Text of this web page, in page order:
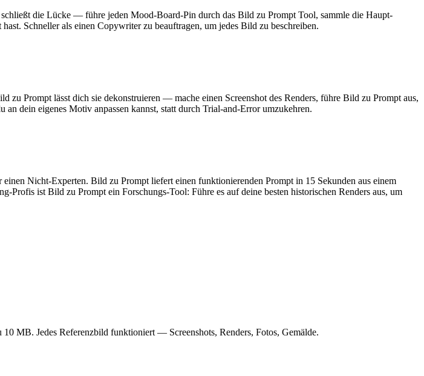
die Lücke — führe jeden Mood-Board-Pin durch das Bild zu Prompt Tool, sammle die Haupt-
Schneller als einen Copywriter zu beauftragen, um jedes Bild zu beschreiben.
Prompt lässt dich sie dekonstruieren — mache einen Screenshot des Renders, führe Bild zu Prompt aus,
dein eigenes Motiv anpassen kannst, statt durch Trial-and-Error umzukehren.
Nicht-Experten. Bild zu Prompt liefert einen funktionierenden Prompt in 15 Sekunden aus einem
ist Bild zu Prompt ein Forschungs-Tool: Führe es auf deine besten historischen Renders aus, um
MB. Jedes Referenzbild funktioniert — Screenshots, Renders, Fotos, Gemälde.